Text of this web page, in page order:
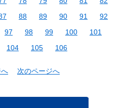
88 89 90 91
92
97 98 99 100
101
104 105 106
次のページへ